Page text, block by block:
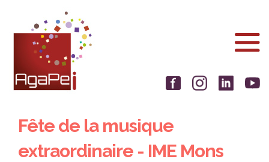
contenu
principal
Fête de la musique
extraordinaire - IME Mons